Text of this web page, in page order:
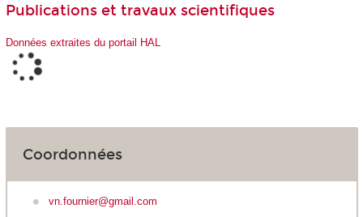
Publications et travaux scientifiques
Données extraites du portail HAL
Coordonnées
vn.fournier@gmail.com